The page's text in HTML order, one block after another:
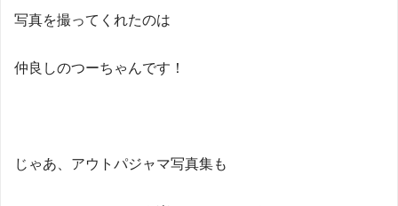
写真を撮ってくれたのは
仲良しのつーちゃんです！
じゃあ、アウトパジャマ写真集も